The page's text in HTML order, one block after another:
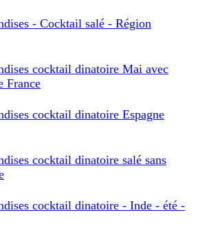
- Cocktail salé - Région
cocktail dinatoire Mai avec
France
cocktail dinatoire Espagne
cocktail dinatoire salé sans
cocktail dinatoire - Inde - été -